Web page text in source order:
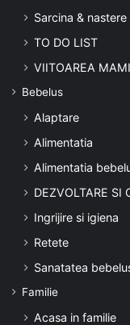
Sarcina & nastere
TO DO LIST
VIITOAREA
Bebelus
Alaptare
Alimentatia
Alimentatia
DEZVOLTARE SI
Ingrijire si igiena
Retete
Sanatatea
Familie
Acasa in familie